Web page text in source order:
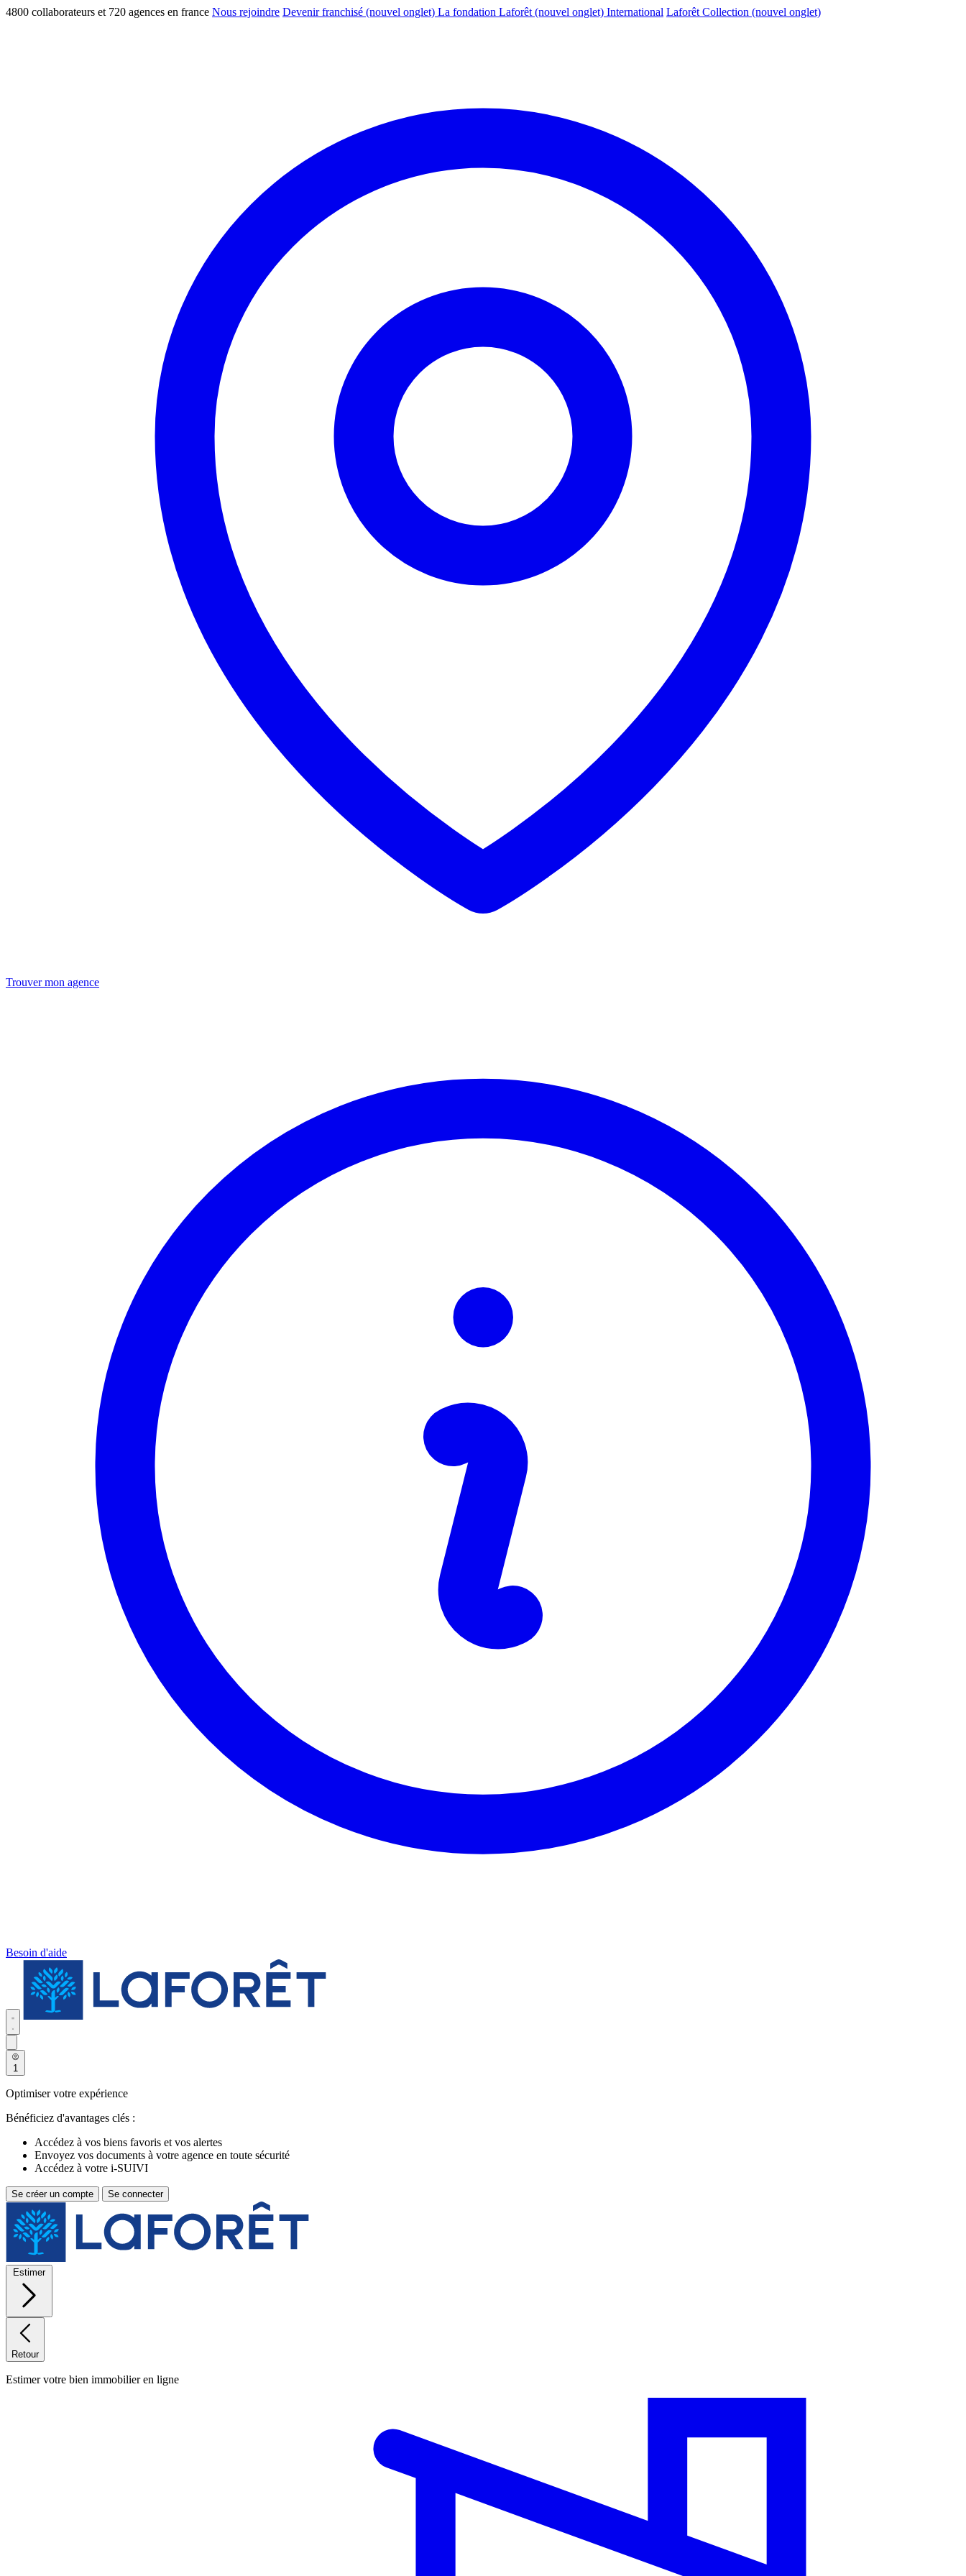
4800 collaborateurs et 720 agences en france Nous rejoindre Devenir franchisé (nouvel onglet) La fondation Laforêt (nouvel onglet) International Laforêt Collection (nouvel onglet)
Trouver mon agence
Besoin d'aide
1
Optimiser votre expérience
Bénéficiez d'avantages clés :
Accédez à vos biens favoris et vos alertes
Envoyez vos documents à votre agence en toute sécurité
Accédez à votre i-SUIVI
Se créer un compte Se connecter
Estimer
Retour
Estimer votre bien immobilier en ligne